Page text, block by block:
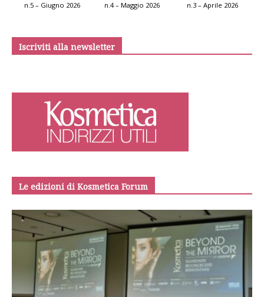
n.5 – Giugno 2026 n.4 – Maggio 2026 n.3 – Aprile 2026
Iscriviti alla newsletter
Le edizioni di Kosmetica Forum